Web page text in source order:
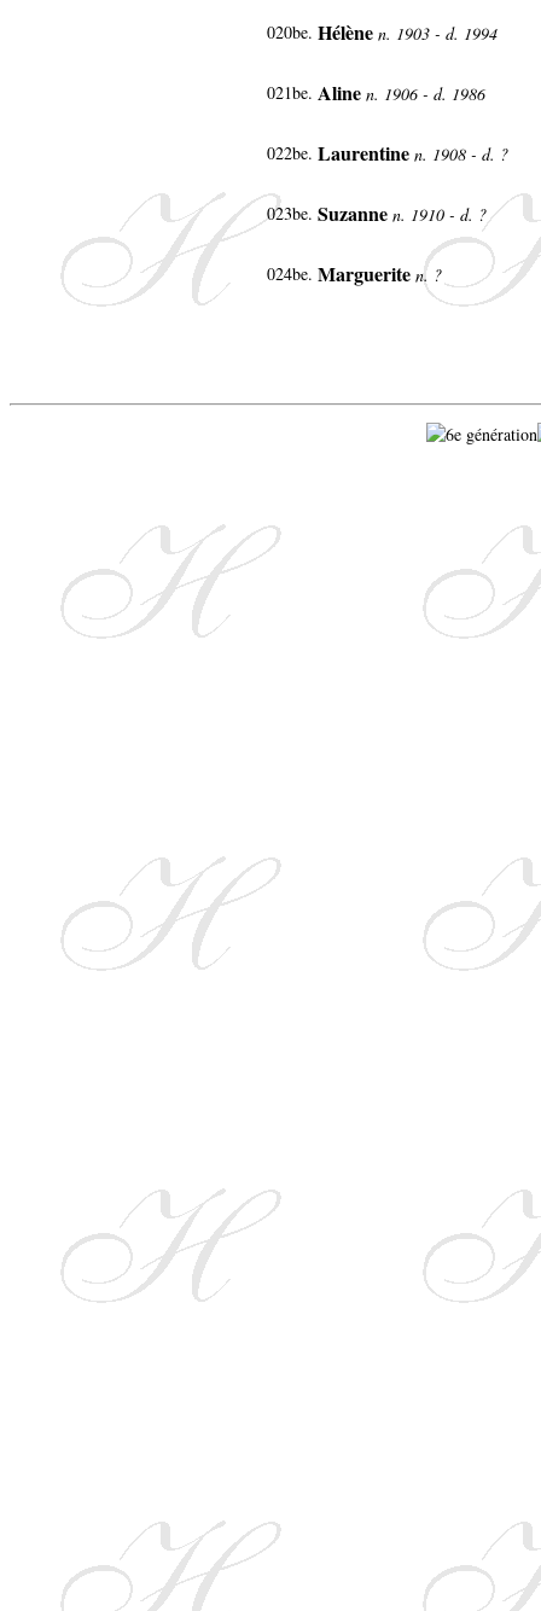
020be. Hélène n. 1903 - d. 1994
021be. Aline n. 1906 - d. 1986
022be. Laurentine n. 1908 - d. ?
023be. Suzanne n. 1910 - d. ?
024be. Marguerite n. ?